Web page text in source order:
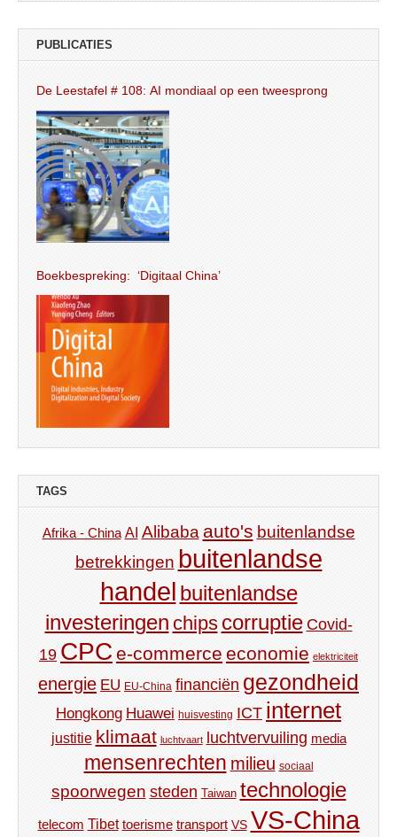
PUBLICATIES
De Leestafel # 108: AI mondiaal op een tweesprong
Boekbespreking: ‘Digitaal China’
TAGS
Afrika - China AI Alibaba auto's buitenlandse
betrekkingen buitenlandse
handel buitenlandse
investeringen chips corruptie Covid-
19 CPC e-commerce economie elektriciteit
energie EU EU-China financiën gezondheid
Hongkong Huawei huisvesting ICT internet
justitie klimaat luchtvaart luchtvervuiling media
mensenrechten milieu sociaal
spoorwegen steden Taiwan technologie
telecom Tibet toerisme transport VS VS-China